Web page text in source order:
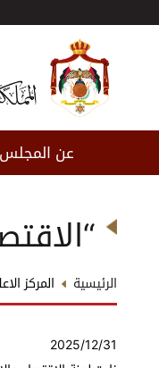
عن المجلس
الرئيسية المركز
2025/12/31